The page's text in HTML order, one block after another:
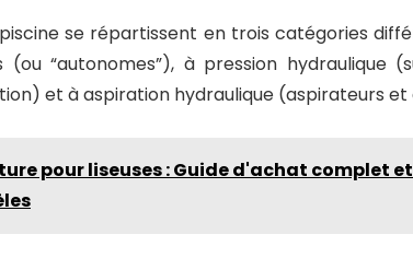
se répartissent en trois catégories
(ou “autonomes”), à pression hydraulique
et à aspiration hydraulique (aspirateurs
pour liseuses : Guide d'achat complet